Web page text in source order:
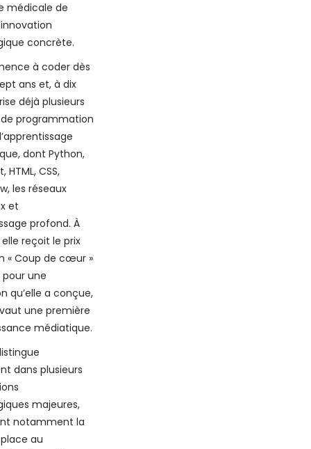
médicale de
concrète.
à coder dès
ans et, à dix
déjà plusieurs
programmation
dont Python,
HTML, CSS,
les réseaux
et
profond. À
reçoit le prix
« Coup de cœur »
pour une
qu’elle a conçue,
une première
médiatique.
dans plusieurs
majeures,
notamment la
au